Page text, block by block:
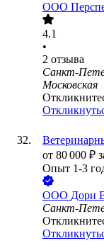
ООО
4.1
•
2 отзыва
Санкт-
Московская
от 80 000 ₽
Опыт 1-3
ООО Дори
Санкт-